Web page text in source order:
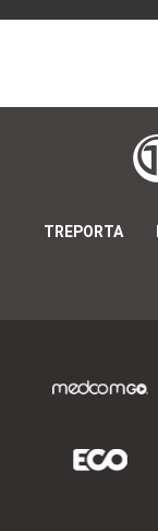
TREPORTA